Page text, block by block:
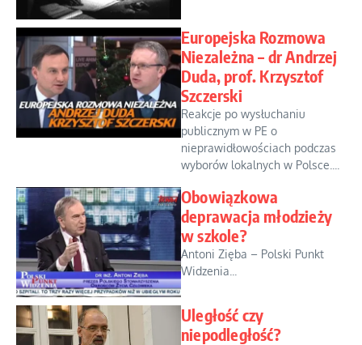
Europejska Rozmowa
Niezależna – dr Andrzej
Duda, prof. Krzysztof
Szczerski
Reakcje po wysłuchaniu
publicznym w PE o
nieprawidłowościach podczas
wyborów lokalnych w Polsce....
Obowiązkowa
deprawacja młodzieży
w szkole?
Antoni Zięba – Polski Punkt
Widzenia...
Uległość czy
niepodległość?